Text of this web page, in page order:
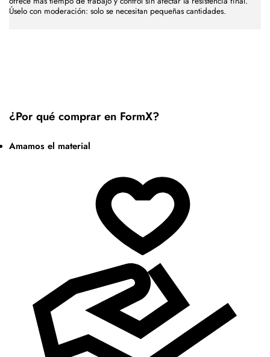
Úselo con moderación: solo se necesitan pequeñas cantidades.
¿Por qué comprar en FormX?
Amamos el material